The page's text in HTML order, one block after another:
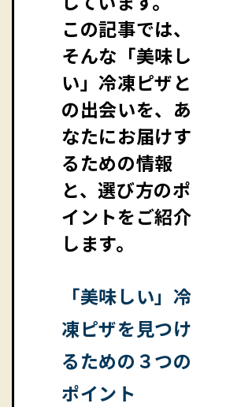
この記事では、
そんな「美味し
い」冷凍ピザと
の出会いを、あ
なたにお届けす
るための情報
と、選び方のポ
イントをご紹介
します。
「美味しい」冷
凍ピザを見つけ
るための３つの
ポイント